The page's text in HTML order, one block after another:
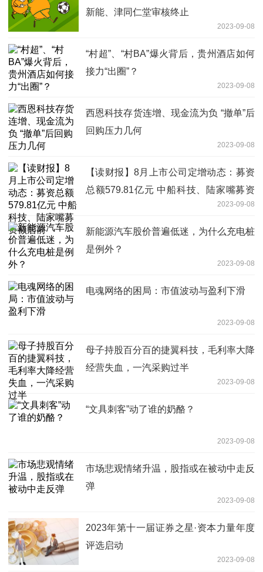
新能、津同仁堂审核终止
2023-09-08
“村超”、“村BA”爆火背后，贵州酒店如何
接力“出圈”？
2023-09-08
西恩科技存货连增、现金流为负 “撤单”后
回购压力几何
2023-09-08
【读财报】8月上市公司定增动态：募资
总额579.81亿元 中船科技、陆家嘴募资
2023-09-08
新能源汽车股价普遍低迷，为什么充电桩
是例外？
2023-09-08
电魂网络的困局：市值波动与盈利下滑
2023-09-08
母子持股百分百的捷翼科技，毛利率大降
经营失血，一汽采购过半
2023-09-08
“文具刺客”动了谁的奶酪？
2023-09-08
市场悲观情绪升温，股指或在被动中走反
弹
2023-09-08
2023年第十一届证券之星·资本力量年度
评选启动
2023-09-08